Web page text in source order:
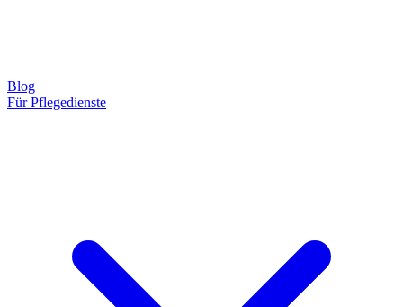
Blog
Für Pflegedienste